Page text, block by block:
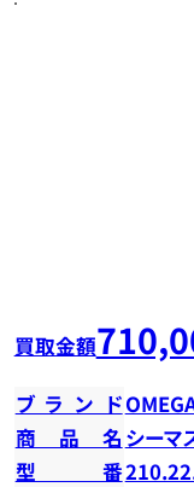
買取金額
ブランド
商品名 シーマ
型番